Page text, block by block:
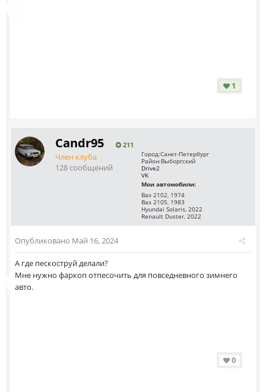
1
Саndr95 211
Член клуба
128 сообщений
Город:Санкт-Петербург
Район:Выборгский
Drive2
VK
Мои автомобили:
Ваз 2102, 1974
Ваз 2105, 1983
Hyundai Solaris, 2022
Renault Duster, 2022
Опубликовано Май 16, 2024
А где пескоструй делали?
Мне нужно фаркоп отпесочить для повседневного зимнего
авто.
0